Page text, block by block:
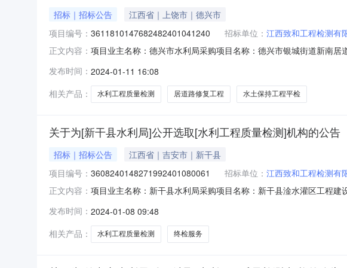
招标｜招标公告
江西省｜上饶市｜德兴市
项目编号： 3611810147682482401041240 招标单位： 江西致和工程检测有
正文内容： 项目业主名称：德兴市水利局采购项目名称：德兴市银城街道新南
容：服务地点：银城街道。服务内容：德兴市银城街道新南居道路
（岩土工程、混凝土工程乙级资
发布时间： 2024-01-11 16:08
相关产品：
水利工程质量检测 居道路修复工程 水土保持工程平检
关于为[新干县水利局]公开选取[水利工程质量检测]机构的公告
招标｜招标公告
江西省｜吉安市｜新干县
项目编号： 3608240148271992401080061 招标单位： 江西致和工程检测有
正文内容： 项目业主名称：新干县水利局采购项目名称：新干县淦水灌区工程
取费服务内容：新干县淦水灌区工程建设项目（2023年度小型水利
发布时间： 2024-01-08 09:48
相关产品：
水利工程质量检测 终检服务